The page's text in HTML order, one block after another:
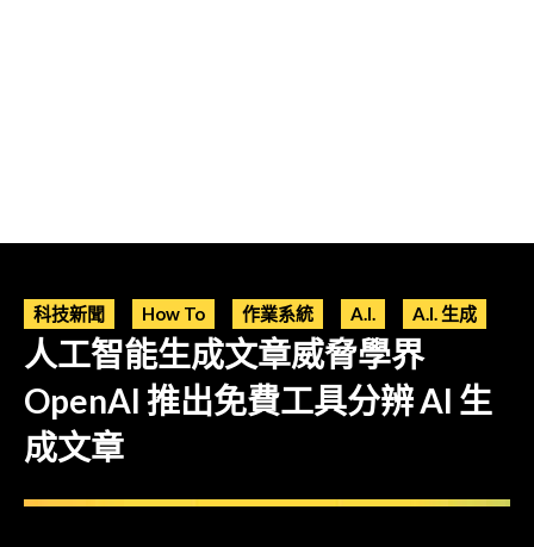
科技新聞 How To 作業系統 A.I. A.I. 生成
人工智能生成文章威脅學界
OpenAI 推出免費工具分辨 AI 生
成文章